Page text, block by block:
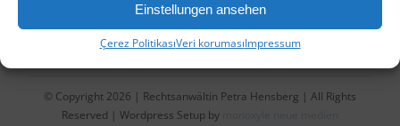
Einstellungen ansehen
Çerez PolitikasıVeri korumasıImpressum
Çerez Politikası (AB)
© Copyright 2026 | Rechtsanwältin Petra Hensberg | All Rights
Reserved | Wordpress Setup by